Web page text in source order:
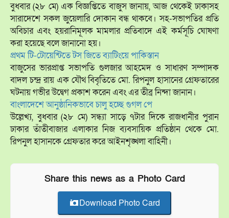
বুধবার (২৮ মে) এক বিজ্ঞপ্তিতে বাজুস জানায়, আজ থেকেই ঢাকাসহ
সারাদেশে সকল জুয়েলারি দোকান বন্ধ থাকবে। সহ-সভাপতির প্রতি
অবিচার এবং হয়রানিমূলক মামলার প্রতিবাদে এই কর্মসূচি ঘোষণা
করা হয়েছে বলে জানানো হয়।
প্রথম টি-টোয়েন্টিতে টস জিতে ব্যাটিংয়ে পাকিস্তান
বাজুসের ভারপ্রাপ্ত সভাপতি গুলজার আহমেদ ও সাধারণ সম্পাদক
বাদল চন্দ্র রায় এক যৌথ বিবৃতিতে মো. রিপনুল হাসানের গ্রেফতারের
ঘটনায় গভীর উদ্বেগ প্রকাশ করেন এবং এর তীব্র নিন্দা জানান।
বাংলাদেশে আনুষ্ঠানিকভাবে চালু হচ্ছে গুগল পে
উল্লেখ্য, বুধবার (২৮ মে) সন্ধ্যা সাড়ে ৭টার দিকে রাজধানীর পুরান
ঢাকার তাঁতীবাজার এলাকার নিজ ব্যবসায়িক প্রতিষ্ঠান থেকে মো.
রিপনুল হাসানকে গ্রেফতার করে আইনশৃঙ্খলা বাহিনী।
Share this news as a Photo Card
Download Photo Card